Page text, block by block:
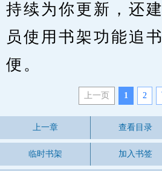
持续为你更新，还
员使用书架功能追
便。
上一页 1 2
上一章 查看目录
临时书架 加入书签